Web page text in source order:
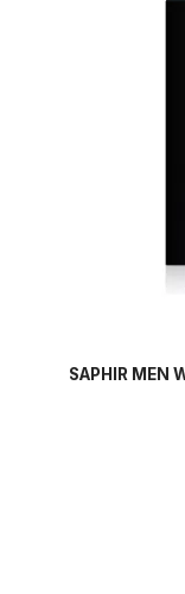
SAPHIR MEN